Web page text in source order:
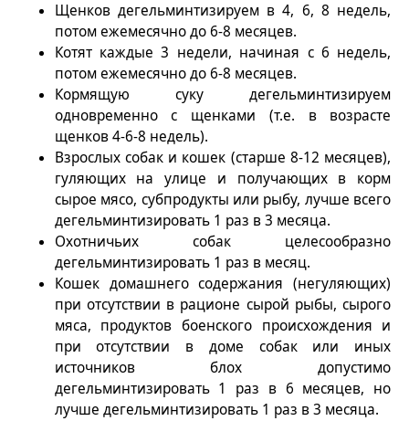
Щенков дегельминтизируем в 4, 6, 8 недель,
потом ежемесячно до 6-8 месяцев.
Котят каждые 3 недели, начиная с 6 недель,
потом ежемесячно до 6-8 месяцев.
Кормящую суку дегельминтизируем
одновременно с щенками (т.е. в возрасте
щенков 4-6-8 недель).
Взрослых собак и кошек (старше 8-12 месяцев),
гуляющих на улице и получающих в корм
сырое мясо, субпродукты или рыбу, лучше всего
дегельминтизировать 1 раз в 3 месяца.
Охотничьих собак целесообразно
дегельминтизировать 1 раз в месяц.
Кошек домашнего содержания (негуляющих)
при отсутствии в рационе сырой рыбы, сырого
мяса, продуктов боенского происхождения и
при отсутствии в доме собак или иных
источников блох допустимо
дегельминтизировать 1 раз в 6 месяцев, но
лучше дегельминтизировать 1 раз в 3 месяца.